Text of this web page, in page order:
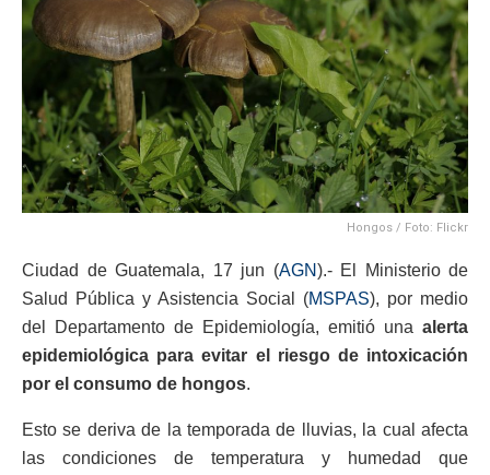
Hongos / Foto: Flickr
Ciudad de Guatemala, 17 jun (AGN).- El Ministerio de
Salud Pública y Asistencia Social (MSPAS), por medio
del Departamento de Epidemiología, emitió una alerta
epidemiológica para evitar el riesgo de intoxicación
por el consumo de hongos.
Esto se deriva de la temporada de lluvias, la cual afecta
las condiciones de temperatura y humedad que